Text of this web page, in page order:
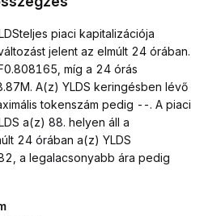
piaci kapitalizációja
jelent az elmúlt 24 órában.
míg a 24 órás
A(z) YLDS keringésben lévő
tokenszám pedig --. A piaci
a(z) 88. helyen áll a
24 órában a(z) YLDS
a legalacsonyabb ára pedig